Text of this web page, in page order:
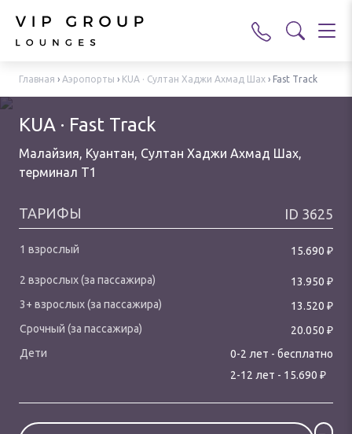
Главная › Аэропорты › KUA · Султан Хаджи Ахмад Шах › Fast Track
KUA · Fast Track
Малайзия, Куантан, Султан Хаджи Ахмад Шах,
терминал T1
ТАРИФЫ ID 3625
15.690 ₽
13.950 ₽
13.520 ₽
20.050 ₽
0-2 лет - бесплатно
2-12 лет - 15.690 ₽